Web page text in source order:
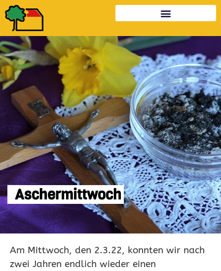
Aschermittwoch
Am Mittwoch, den 2.3.22, konnten wir nach
zwei Jahren endlich wieder einen